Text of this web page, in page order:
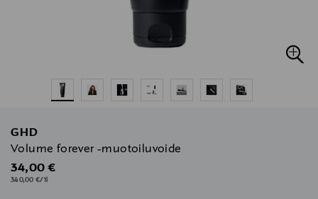
GHD
Volume forever -muotoiluvoide
Original Price
34,00 €
340,00 €/1l